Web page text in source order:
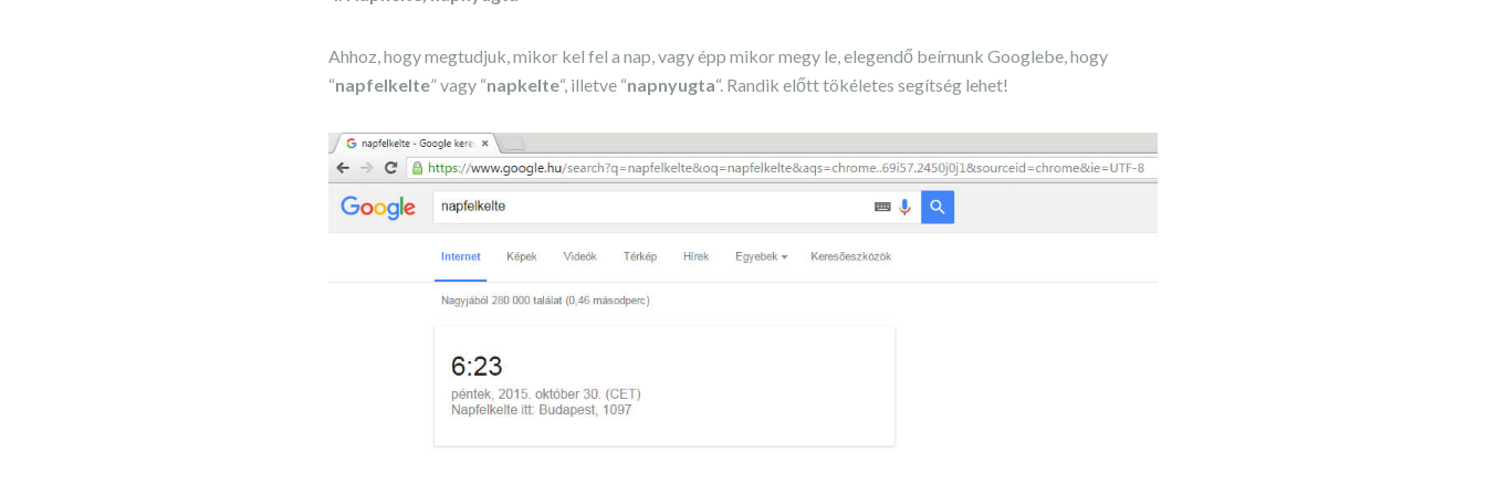
Ahhoz, hogy megtudjuk, mikor kel fel a nap, vagy épp mikor megy le, elegendő beírnunk Googlebe, hogy
“napfelkelte” vagy “napkelte“, illetve “napnyugta“. Randik előtt tökéletes segítség lehet!